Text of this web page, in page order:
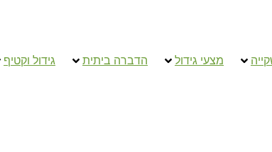
מצעי גידול הדברה ביתית גידול וקטיף